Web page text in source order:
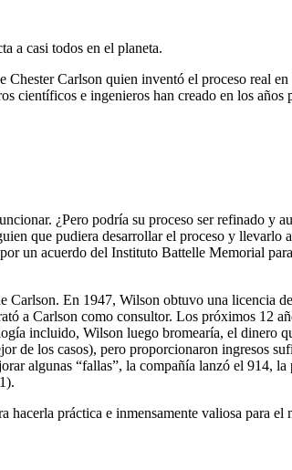
a casi todos en el planeta.
Carlson quien inventó el proceso real en
científicos e ingenieros han creado en los años
¿Pero podría su proceso ser refinado y
que pudiera desarrollar el proceso y llevarlo
un acuerdo del Instituto Battelle Memorial
Carlson. En 1947, Wilson obtuvo una licencia
a Carlson como consultor. Los próximos 12
incluido, Wilson luego bromearía, el dinero
de los casos), pero proporcionaron ingresos
algunas “fallas”, la compañía lanzó el 914,
práctica e inmensamente valiosa para